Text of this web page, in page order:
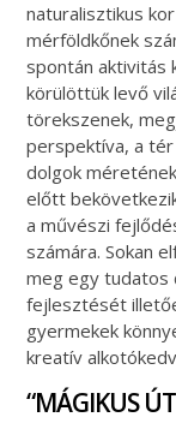
naturalisztikus
mérföldkőnek
spontán aktivitás
körülöttük levő
törekszenek,
perspektíva, a
dolgok
előtt
a művészi
számára. Sokan
meg egy tudatos
fejlesztését
gyermekek
kreatív
“MÁGIKUS